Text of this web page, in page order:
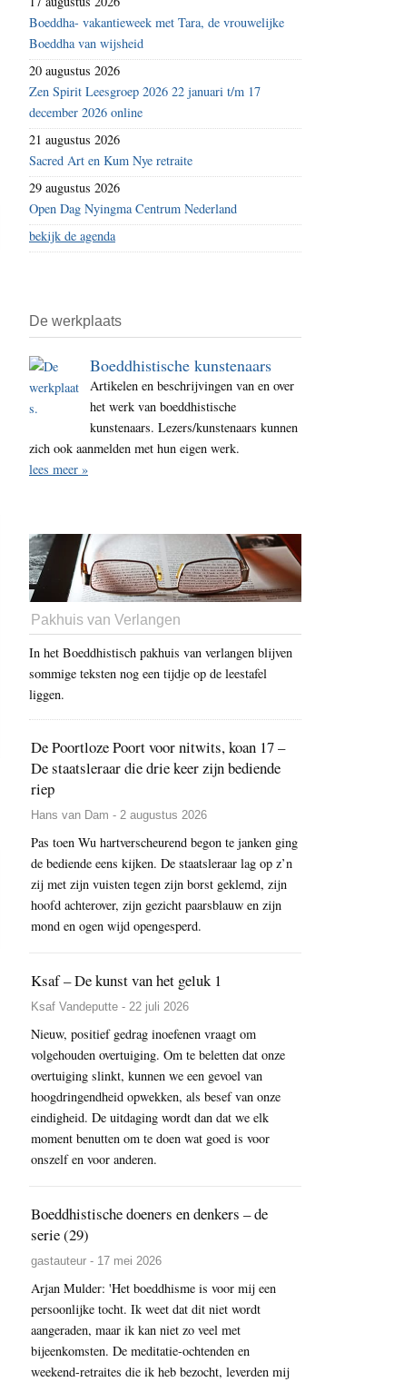
Boeddha- vakantieweek met Tara, de vrouwelijke
Boeddha van wijsheid
20 augustus 2026
Zen Spirit Leesgroep 2026 22 januari t/m 17
december 2026 online
21 augustus 2026
Sacred Art en Kum Nye retraite
29 augustus 2026
Open Dag Nyingma Centrum Nederland
bekijk de agenda
De werkplaats
Boeddhistische kunstenaars
Artikelen en beschrijvingen van en over
het werk van boeddhistische
kunstenaars. Lezers/kunstenaars kunnen
zich ook aanmelden met hun eigen werk.
lees meer »
Pakhuis van Verlangen
In het Boeddhistisch pakhuis van verlangen blijven
sommige teksten nog een tijdje op de leestafel
liggen.
De Poortloze Poort voor nitwits, koan 17 –
De staatsleraar die drie keer zijn bediende
riep
Hans van Dam - 2 augustus 2026
Pas toen Wu hartverscheurend begon te janken ging
de bediende eens kijken. De staatsleraar lag op z’n
zij met zijn vuisten tegen zijn borst geklemd, zijn
hoofd achterover, zijn gezicht paarsblauw en zijn
mond en ogen wijd opengesperd.
Ksaf – De kunst van het geluk 1
Ksaf Vandeputte - 22 juli 2026
Nieuw, positief gedrag inoefenen vraagt om
volgehouden overtuiging. Om te beletten dat onze
overtuiging slinkt, kunnen we een gevoel van
hoogdringendheid opwekken, als besef van onze
eindigheid. De uitdaging wordt dan dat we elk
moment benutten om te doen wat goed is voor
onszelf en voor anderen.
Boeddhistische doeners en denkers – de
serie (29)
gastauteur - 17 mei 2026
Arjan Mulder: 'Het boeddhisme is voor mij een
persoonlijke tocht. Ik weet dat dit niet wordt
aangeraden, maar ik kan niet zo veel met
bijeenkomsten. De meditatie-ochtenden en
weekend-retraites die ik heb bezocht, leverden mij